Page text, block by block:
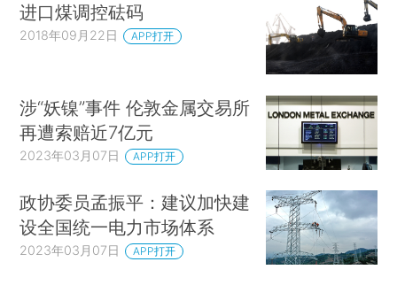
进口煤调控砝码
2018年09月22日 APP打开
涉“妖镍”事件 伦敦金属交易所
再遭索赔近7亿元
2023年03月07日 APP打开
政协委员孟振平：建议加快建
设全国统一电力市场体系
2023年03月07日 APP打开